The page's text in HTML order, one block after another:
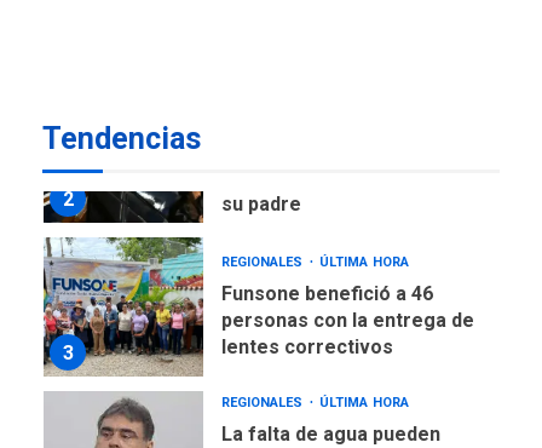
Tendencias
2
su padre
3
REGIONALES ÚLTIMA HORA
Funsone benefició a 46
personas con la entrega de
lentes correctivos
REGIONALES ÚLTIMA HORA
La falta de agua pueden